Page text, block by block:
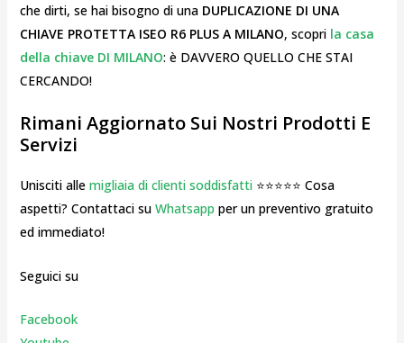
che dirti, se hai bisogno di una DUPLICAZIONE DI UNA
CHIAVE PROTETTA ISEO R6 PLUS A MILANO, scopri la casa
della chiave DI MILANO: è DAVVERO QUELLO CHE STAI
CERCANDO!
Rimani Aggiornato Sui Nostri Prodotti E
Servizi
Unisciti alle migliaia di clienti soddisfatti⭐⭐⭐⭐⭐ Cosa
aspetti? Contattaci su Whatsapp per un preventivo gratuito
ed immediato!
Seguici su
Facebook